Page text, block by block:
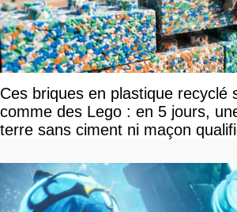
Ces briques en plastique recyclé
comme des Lego : en 5 jours,
terre sans ciment ni maçon